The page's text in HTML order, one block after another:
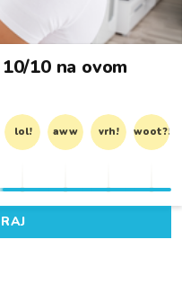
10 na ovom
lol! aww vrh! woot?!